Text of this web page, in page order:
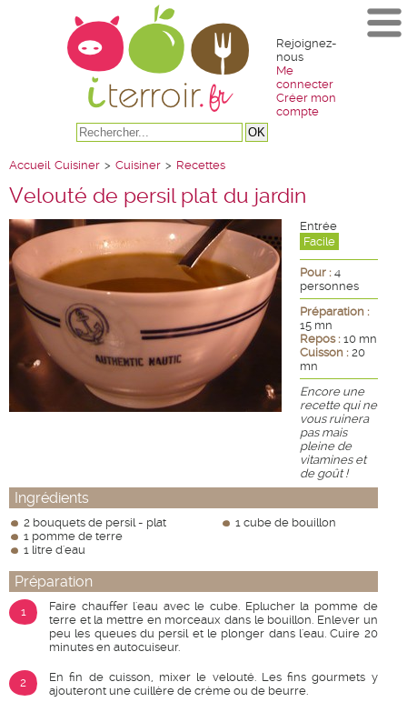
Rejoignez-
nous
Me
connecter
Créer mon
compte
Accueil Cuisiner > Cuisiner > Recettes
Velouté de persil plat du jardin
Entrée
Facile
Pour : 4
personnes
Préparation :
15 mn
Repos : 10 mn
Cuisson : 20
mn
Encore une
recette qui ne
vous ruinera
pas mais
pleine de
vitamines et
de goût !
Ingrédients
2 bouquets de persil - plat
1 pomme de terre
1 litre d'eau
1 cube de bouillon
Préparation
1
Faire chauffer l'eau avec le cube. Eplucher la pomme de
terre et la mettre en morceaux dans le bouillon. Enlever un
peu les queues du persil et le plonger dans l'eau. Cuire 20
minutes en autocuiseur.
2
En fin de cuisson, mixer le velouté. Les fins gourmets y
ajouteront une cuillère de crème ou de beurre.